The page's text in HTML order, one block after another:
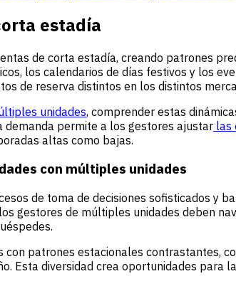
estadía
de corta estadía, creando patrones
los calendarios de días festivos y los
de reserva distintos en los distintos
unidades, comprender estas
demanda permite a los gestores ajustar las
altas como bajas.
con múltiples unidades
de toma de decisiones sofisticados y
gestores de múltiples unidades deben
patrones estacionales contrastantes,
Esta diversidad crea oportunidades para